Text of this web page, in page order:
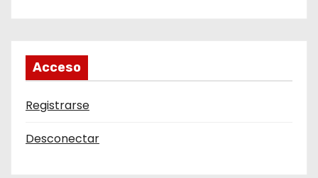
Acceso
Registrarse
Desconectar